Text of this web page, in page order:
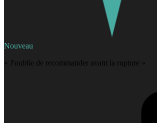
Nouveau
« J'oublie de recommander avant la rupture »